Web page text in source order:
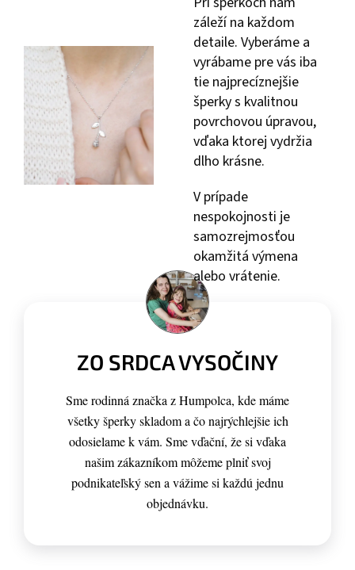
záleží na každom
detaile. Vyberáme a
vyrábame pre vás iba
tie najprecíznejšie
šperky s kvalitnou
povrchovou úpravou,
vďaka ktorej vydržia
dlho krásne.
V prípade
nespokojnosti je
samozrejmosťou
okamžitá výmena
alebo vrátenie.
ZO SRDCA VYSOČINY
Sme rodinná značka z Humpolca, kde máme
všetky šperky skladom a čo najrýchlejšie ich
odosielame k vám. Sme vďační, že si vďaka
našim zákazníkom môžeme plniť svoj
podnikateľský sen a vážime si každú jednu
objednávku.